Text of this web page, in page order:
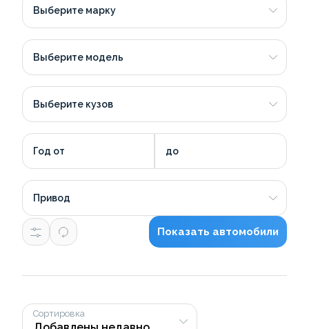
Выберите марку
Выберите модель
Выберите кузов
Год от до
Привод
Показать автомобили
Сортировка